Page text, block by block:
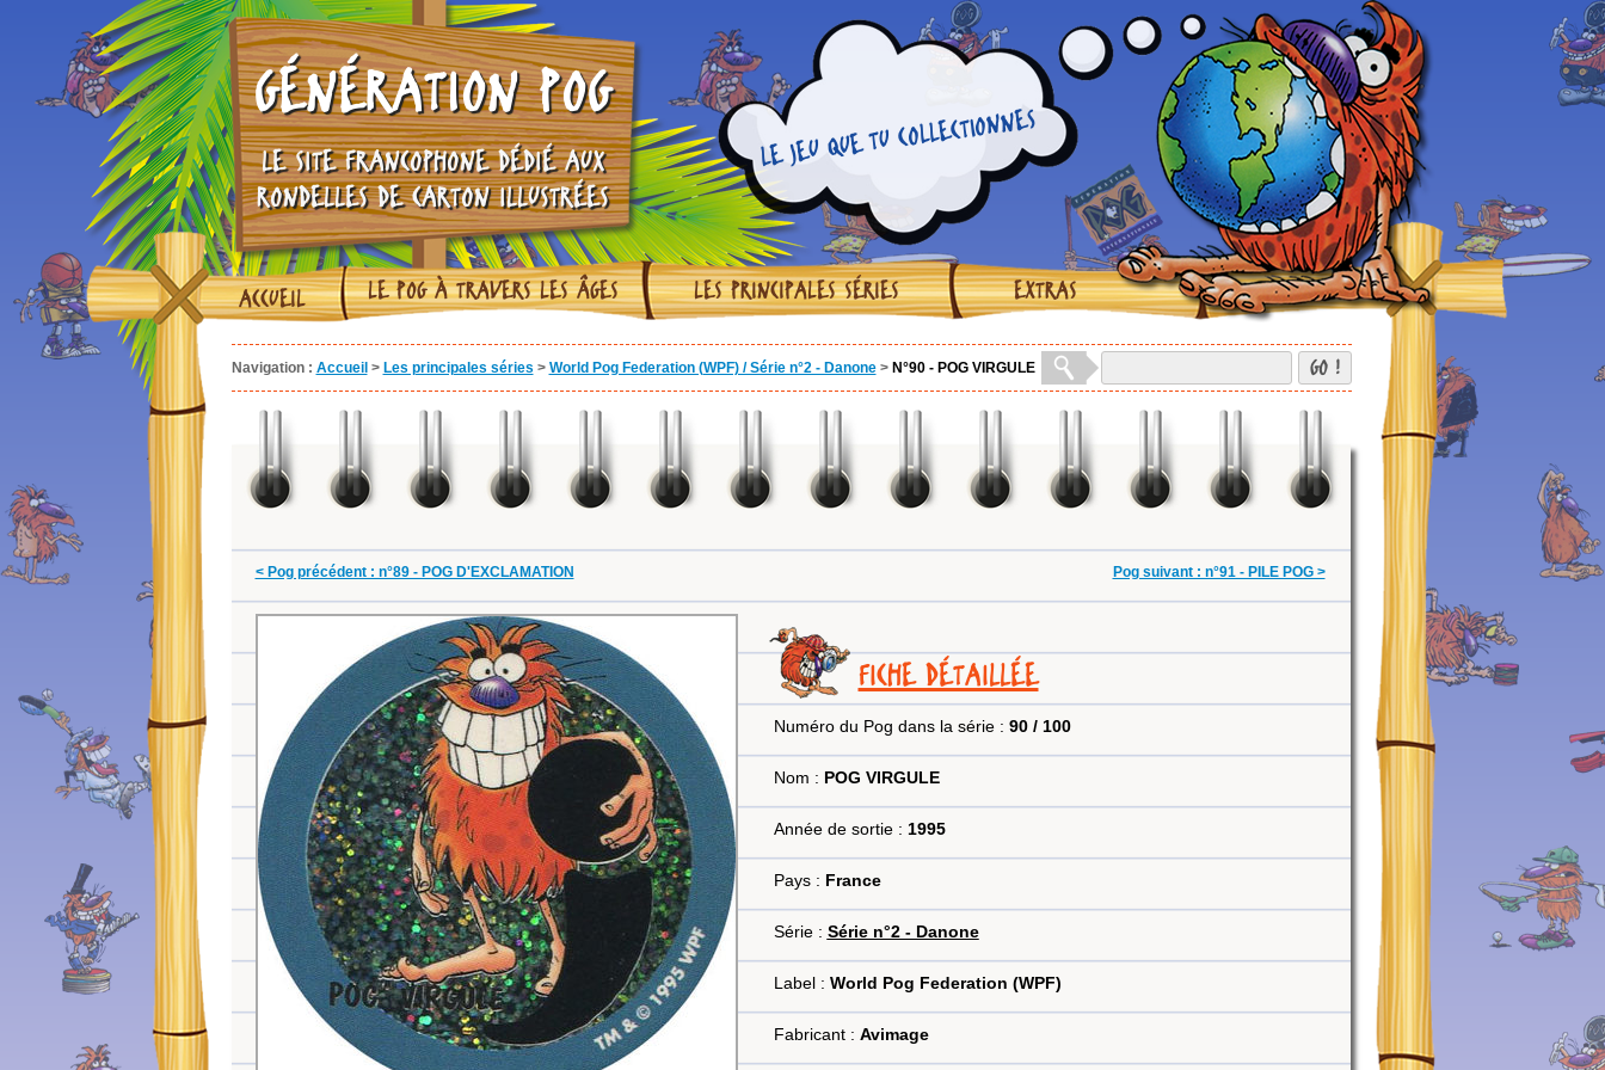
GÉNÉRATION POG
LE SITE FRANCOPHONE DÉDIÉ AUX
RONDELLES DE CARTON ILLUSTRÉES
LE JEU QUE TU COLLECTIONNES
ACCUEIL LE POG À TRAVERS LES ÂGES LES PRINCIPALES SÉRIES EXTRAS
Navigation : Accueil > Les principales séries > World Pog Federation (WPF) / Série n°2 - Danone > N°90 - POG VIRGULE GO !
< Pog précédent : n°89 - POG D'EXCLAMATION Pog suivant : n°91 - PILE POG >
FICHE DÉTAILLÉE
Numéro du Pog dans la série : 90 / 100
Nom : POG VIRGULE
Année de sortie : 1995
Pays : France
Série : Série n°2 - Danone
Label : World Pog Federation (WPF)
Fabricant : Avimage